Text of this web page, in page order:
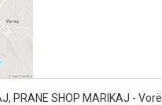
PRANE SHOP MARIKAJ - Vorë